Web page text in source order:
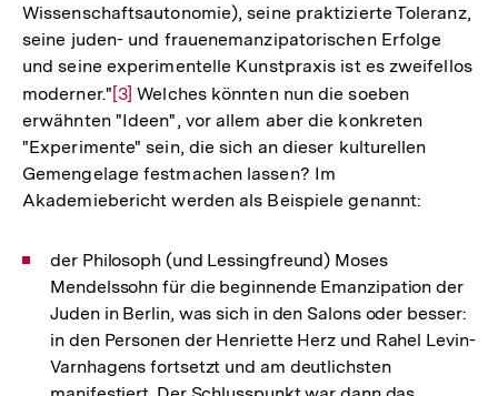
Wissenschaftsautonomie), seine praktizierte Toleranz,
seine juden- und frauenemanzipatorischen Erfolge
und seine experimentelle Kunstpraxis ist es zweifellos
moderner."Zur
Auflösung
der
Fußnote
[3] Welches könnten nun die soeben
erwähnten "Ideen", vor allem aber die konkreten
"Experimente" sein, die sich an dieser kulturellen
Gemengelage festmachen lassen? Im
Akademiebericht werden als Beispiele genannt:
der Philosoph (und Lessingfreund) Moses
Mendelssohn für die beginnende Emanzipation der
Juden in Berlin, was sich in den Salons oder besser:
in den Personen der Henriette Herz und Rahel Levin-
Varnhagens fortsetzt und am deutlichsten